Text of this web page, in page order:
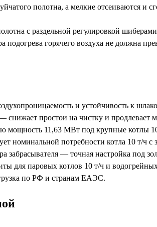
полотна, а мелкие отсеиваются и
с раздельной регулировкой
горячего воздуха не должна
и устойчивость к
снижает простои на чистку и продлевает
мощность 11,63 МВт под крупные котлы
номинальной потребности котла 10 т/ч с
забрасывателя — точная настройка под
для паровых котлов 10 т/ч и
по РФ и странам ЕАЭС.